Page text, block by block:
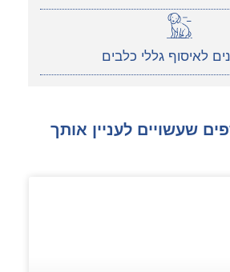
לאיסוף גללי כלבים
שעשויים לעניין אותך